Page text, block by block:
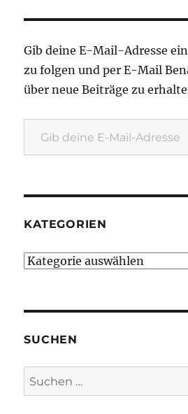
Gib deine E-Mail-Adresse
zu folgen und per E-Mail
über neue Beiträge zu
Gib deine E-Mail-Adresse ein ...
KATEGORIEN
Kategorien
SUCHEN
Suche
nach: